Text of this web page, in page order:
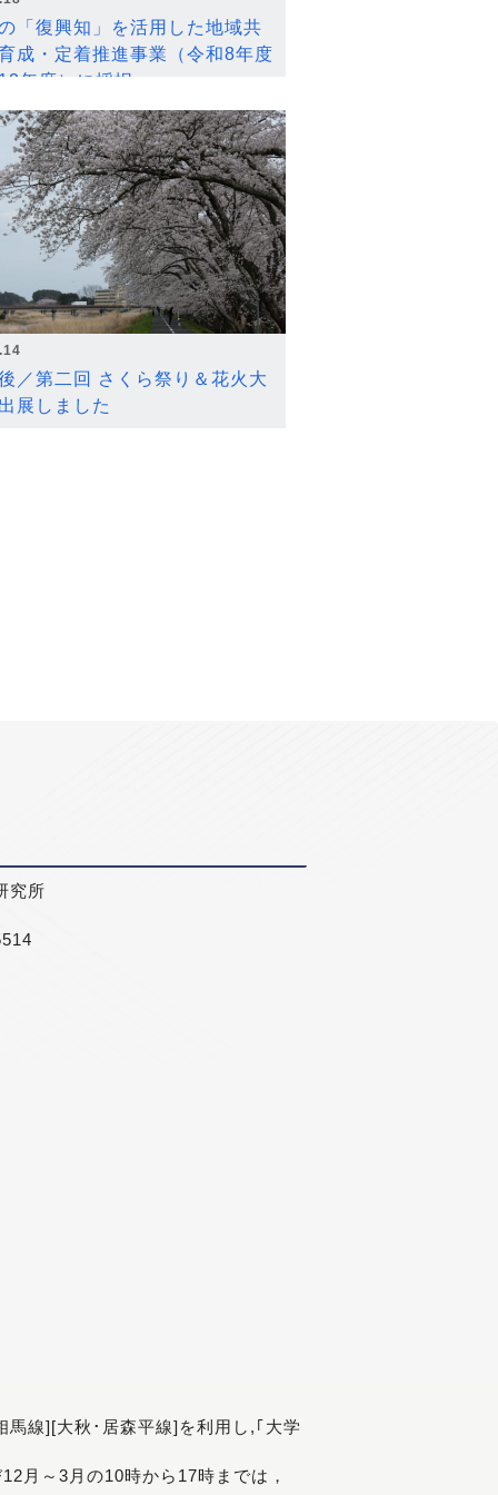
「復興知」を活用した地域共
成・定着推進事業（令和8年度
年度）に採択
／第二回 さくら祭り＆花火大
展しました
究所
線][大秋･居森平線]を利用し,｢大学
月～3月の10時から17時までは，